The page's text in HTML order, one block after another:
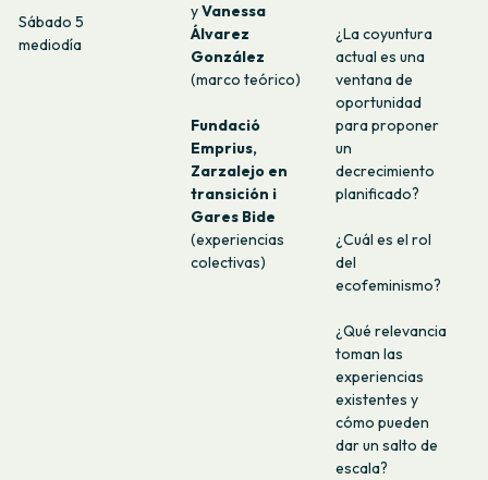
Sábado 5
mediodía
yVanessa
Álvarez
González
(marco teórico)
Fundació
Emprius,
Zarzalejo en
transición i
Gares Bide
(experiencias
colectivas)
¿La coyuntura
actual es una
ventana de
oportunidad
para proponer
un
decrecimiento
planificado?
¿Cuál es el rol
del
ecofeminismo?
¿Qué relevancia
toman las
experiencias
existentes y
cómo pueden
dar un salto de
escala?